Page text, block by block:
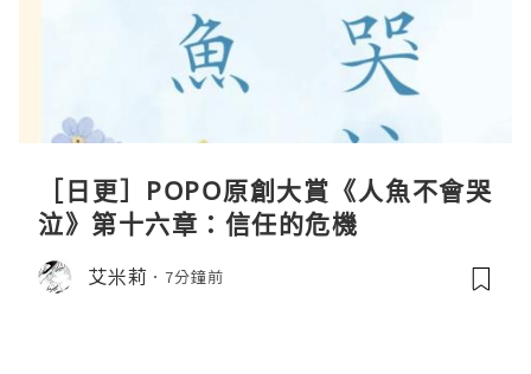
［日更］POPO原創大賞《人魚不會哭
泣》第十六章：信任的危機
艾米莉 7分鐘前